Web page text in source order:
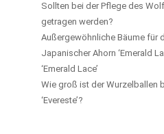
Sollten bei der Pflege des
getragen werden?
Außergewöhnliche Bäume für
Japanischer Ahorn ‘Emerald
‘Emerald Lace’
Wie groß ist der Wurzelballen
‘Evereste’?